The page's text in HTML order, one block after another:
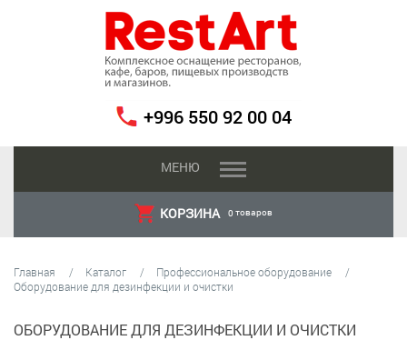
+996 550 92 00 04
МЕНЮ
КОРЗИНА 0 товаров
Главная Каталог
Профессиональное оборудование
Оборудование для дезинфекции и очистки
ОБОРУДОВАНИЕ ДЛЯ ДЕЗИНФЕКЦИИ И ОЧИСТКИ